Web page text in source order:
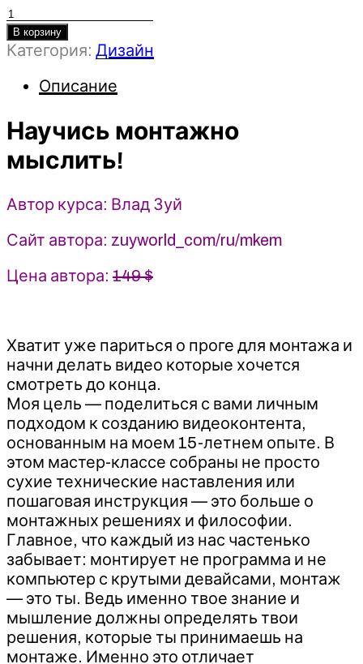
Количество
товара
Научись
мыслить!
Влад
(2025)
Меню
В корзину
Категория: Дизайн
Описание
Научись монтажно
мыслить!
Автор курса: Влад Зуй
Сайт автора: zuyworld_com/ru/mkem
Цена автора: 149 $
Хватит уже париться о проге для монтажа и
начни делать видео которые хочется
смотреть до конца.
Моя цель — поделиться с вами личным
подходом к созданию видеоконтента,
основанным на моем 15-летнем опыте. В
этом мастер-классе собраны не просто
сухие технические наставления или
пошаговая инструкция — это больше о
монтажных решениях и философии.
Главное, что каждый из нас частенько
забывает: монтирует не программа и не
компьютер с крутыми девайсами, монтаж
— это ты. Ведь именно твое знание и
мышление должны определять твои
решения, которые ты принимаешь на
монтаже. Именно это отличает